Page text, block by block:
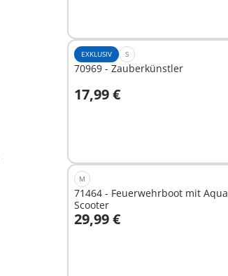
EXKLUSIV S
70969 - Zauberkünstler
17,99 €
In den Warenkorb
M
71464 - Feuerwehrboot mit Aqua
Scooter
29,99 €
In den Warenkorb